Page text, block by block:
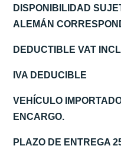
DISPONIBILIDAD
ALEMÁN
DEDUCTIBLE VAT
IVA DEDUCIBLE
VEHÍCULO
ENCARGO.
PLAZO DE ENTREGA